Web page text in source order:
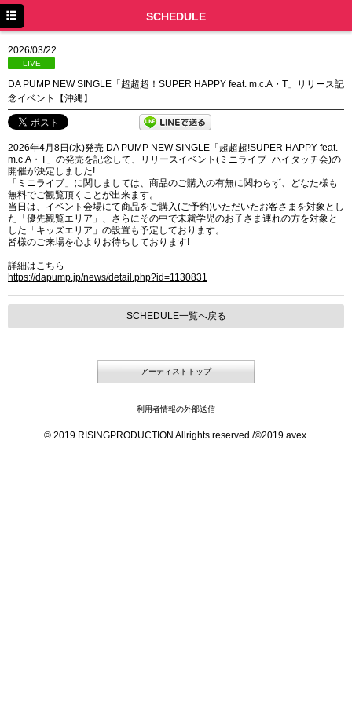
SCHEDULE
2026/03/22
LIVE
DA PUMP NEW SINGLE「超超超！SUPER HAPPY feat. m.c.A・T」リリース記
念イベント【沖縄】
2026年4月8日(水)発売 DA PUMP NEW SINGLE「超超超!SUPER HAPPY feat.
m.c.A・T」の発売を記念して、リリースイベント(ミニライブ+ハイタッチ会)の
開催が決定しました!
「ミニライブ」に関しましては、商品のご購入の有無に関わらず、どなた様も
無料でご観覧頂くことが出来ます。
当日は、イベント会場にて商品をご購入(ご予約)いただいたお客さまを対象とし
た「優先観覧エリア」、さらにその中で未就学児のお子さま連れの方を対象と
した「キッズエリア」の設置も予定しております。
皆様のご来場を心よりお待ちしております!
詳細はこちら
https://dapump.jp/news/detail.php?id=1130831
SCHEDULE一覧へ戻る
アーティストトップ
利用者情報の外部送信
© 2019 RISINGPRODUCTION Allrights reserved./©2019 avex.
NEWS
DISCOGRAPHY
MOVIE
LINE
YouTube